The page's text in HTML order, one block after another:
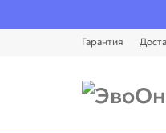
Гарантия